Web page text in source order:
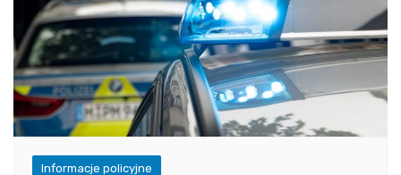
Informacje policyjne